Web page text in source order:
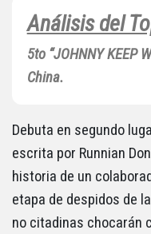
Análisis del
5to “JOHNNY KEEP
China.
Debuta en segundo
escrita por Runnian
historia de un
etapa de despidos de
no citadinas chocarán